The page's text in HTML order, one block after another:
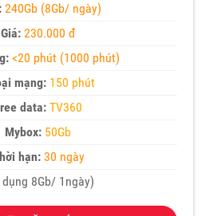
240Gb (8Gb/ ngày)
Giá:230.000 đ
<20 phút (1000 phút)
mạng: 150 phút
data: TV360
Mybox: 50Gb
hạn:30 ngày
dụng 8Gb/ 1ngày)